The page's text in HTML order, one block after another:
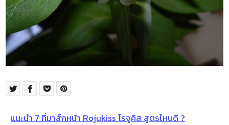
แนะนำ 7 ที่มาส์กหน้า Rojukiss โรจูคิส สูตรไหนดี ?